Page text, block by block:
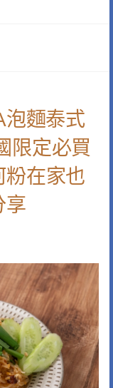
泡麵泰式
限定必買
粉在家也
享